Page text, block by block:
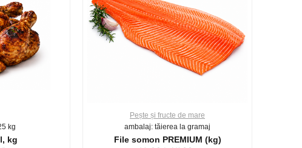
kg
kg
Pește și fructe de mare
ambalaj: tăierea la gramaj
File somon PREMIUM (kg)